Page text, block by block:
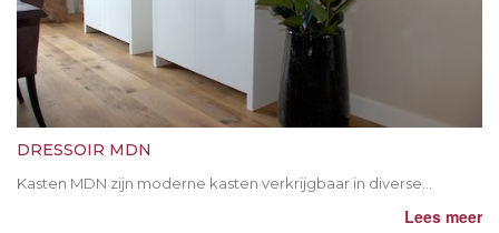
DRESSOIR MDN
Kasten MDN zijn moderne kasten verkrijgbaar in diverse...
Lees meer